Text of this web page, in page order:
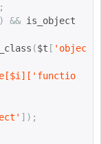
;
&& is_object
($t [ 'objec
[$i ][ 'functio
]);